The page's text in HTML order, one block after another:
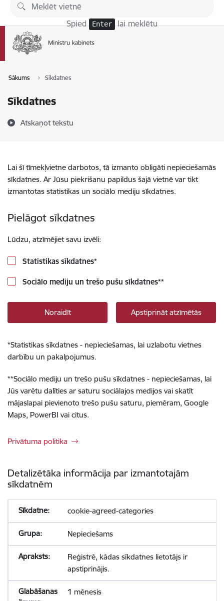
Pāriet uz lapas saturu
Spied Enter lai meklētu
Sākums Sīkdatnes
Sīkdatnes
Atskaņot tekstu
Lai šī tīmekļvietne darbotos, tā izmanto obligāti nepieciešamās
sīkdatnes. Ar Jūsu piekrišanu papildus šajā vietnē var tikt
izmantotas statistikas un sociālo mediju sīkdatnes.
Pielāgot sīkdatnes
Lūdzu, atzīmējiet savu izvēli:
Statistikas sīkdatnes*
Sociālo mediju un trešo pušu sīkdatnes**
Noraidīt Apstiprināt atzīmētās
*Statistikas sīkdatnes - nepieciešamas, lai uzlabotu vietnes
darbību un pakalpojumus.
**Sociālo mediju un trešo pušu sīkdatnes - nepieciešamas, lai
Jūs varētu dalīties ar saturu sociālajos medijos vai skatīt
mājaslapai pievienoto trešo pušu saturu, piemēram, Google
Maps, PowerBI vai citus.
Privātuma politika
Detalizētāka informācija par izmantotajām
sīkdatnēm
cookie-agreed-categories
Nepieciešams
Reģistrē, kādas sīkdatnes lietotājs ir
apstiprinājis.
1 mēnesis